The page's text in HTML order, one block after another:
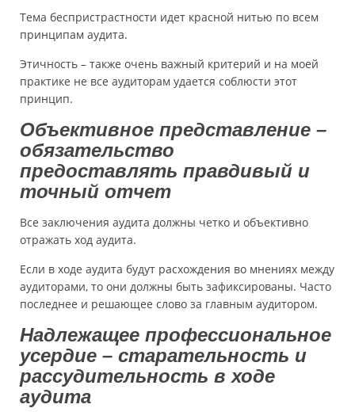
Тема беспристрастности идет красной нитью по всем
принципам аудита.
Этичность – также очень важный критерий и на моей
практике не все аудиторам удается соблюсти этот
принцип.
Объективное представление –
обязательство
предоставлять правдивый и
точный отчет
Все заключения аудита должны четко и объективно
отражать ход аудита.
Если в ходе аудита будут расхождения во мнениях между
аудиторами, то они должны быть зафиксированы. Часто
последнее и решающее слово за главным аудитором.
Надлежащее профессиональное
усердие – старательность и
рассудительность в ходе
аудита